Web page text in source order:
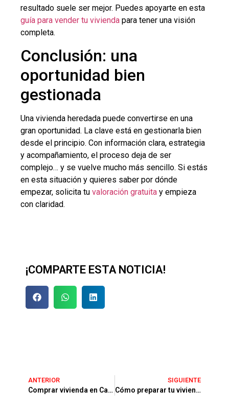
resultado suele ser mejor. Puedes apoyarte en esta
guía para vender tu vivienda para tener una visión
completa.
Conclusión: una
oportunidad bien
gestionada
Una vivienda heredada puede convertirse en una
gran oportunidad. La clave está en gestionarla bien
desde el principio. Con información clara, estrategia
y acompañamiento, el proceso deja de ser
complejo… y se vuelve mucho más sencillo. Si estás
en esta situación y quieres saber por dónde
empezar, solicita tu valoración gratuita y empieza
con claridad.
¡COMPARTE ESTA NOTICIA!
ANTERIOR
Comprar vivienda en Castelldefels, Gavà o Sitges: guía para inversores de fuera
SIGUIENTE
Cómo preparar tu vivienda en Castelldefels para venderla más rápido y mejor